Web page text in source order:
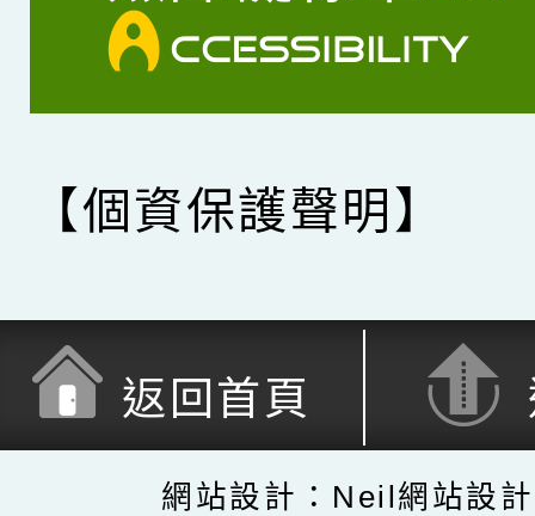
【個資保護聲明】
返回首頁
網站設計：Neil網站設